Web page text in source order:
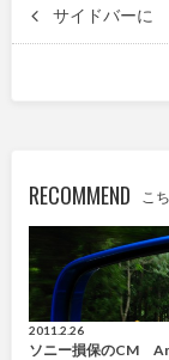
サイドバーに
RECOMMEND こ
2011.2.26
ソニー損保のCM